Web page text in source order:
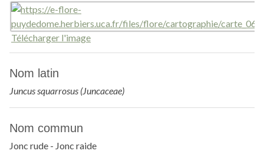
Télécharger l'image
Nom latin
Juncus squarrosus (Juncaceae)
Nom commun
Jonc rude - Jonc raide